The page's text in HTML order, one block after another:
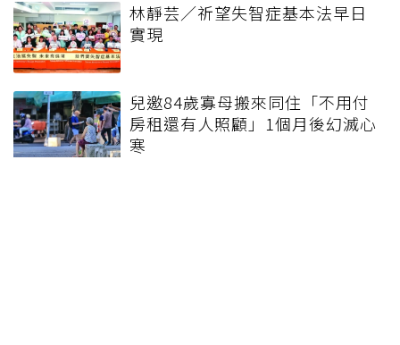
林靜芸／祈望失智症基本法早日
實現
兒邀84歲寡母搬來同住「不用付
房租還有人照顧」1個月後幻滅心
寒